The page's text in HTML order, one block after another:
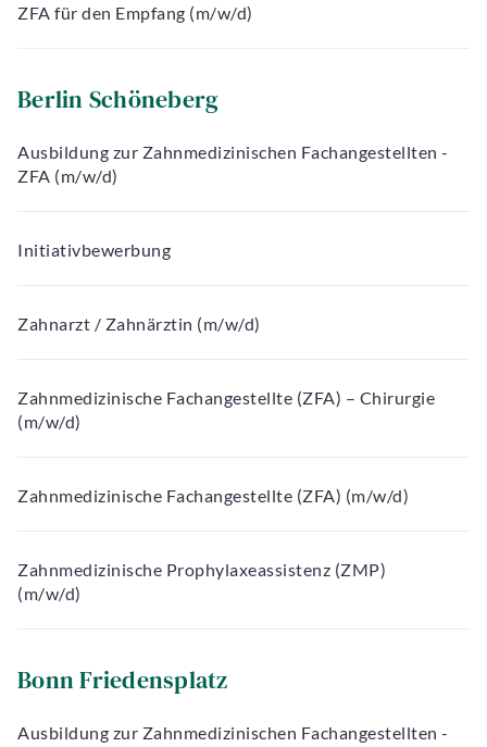
ZFA für den Empfang (m/w/d)
Berlin Schöneberg
Ausbildung zur Zahnmedizinischen Fachangestellten -
ZFA (m/w/d)
Initiativbewerbung
Zahnarzt / Zahnärztin (m/w/d)
Zahnmedizinische Fachangestellte (ZFA) – Chirurgie
(m/w/d)
Zahnmedizinische Fachangestellte (ZFA) (m/w/d)
Zahnmedizinische Prophylaxeassistenz (ZMP)
(m/w/d)
Bonn Friedensplatz
Ausbildung zur Zahnmedizinischen Fachangestellten -